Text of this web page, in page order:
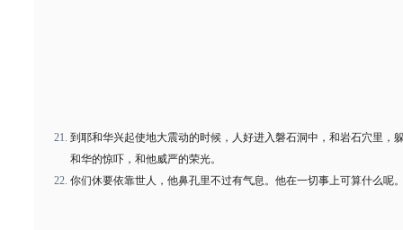
到耶和华兴起使地大震动的时候，人好进入磐石洞中，和岩石穴里，
和华的惊吓，和他威严的荣光。
你们休要依靠世人，他鼻孔里不过有气息。他在一切事上可算什么呢